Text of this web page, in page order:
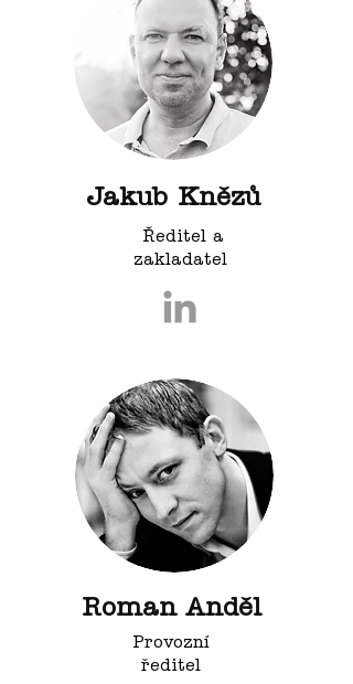
Jakub Knězů
Ředitel a
zakladatel
Roman Anděl
Provozní
ředitel